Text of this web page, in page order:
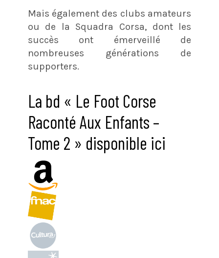
Mais également des clubs amateurs
ou de la Squadra Corsa, dont les
succès ont émerveillé de
nombreuses générations de
supporters.
La bd « Le Foot Corse
Raconté Aux Enfants –
Tome 2 » disponible ici